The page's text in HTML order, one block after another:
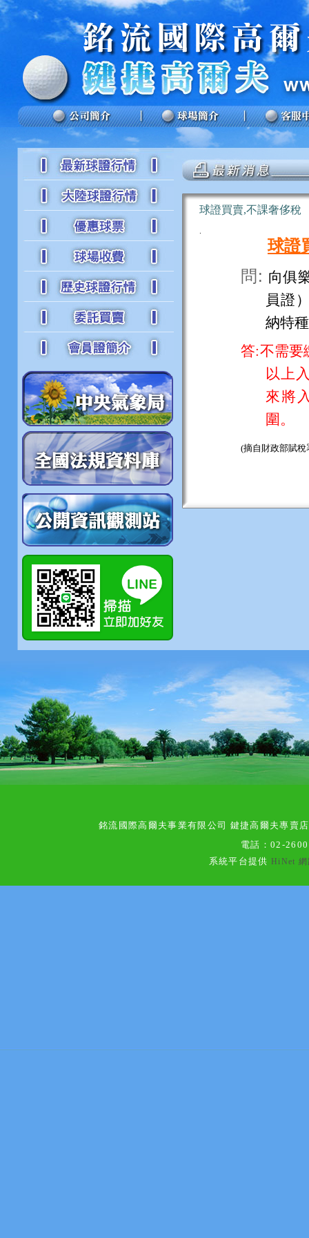
球證買賣,不課奢侈稅
.
球證
問: 向俱
員證
納特
答:不需要
以上
來將
圍。
(摘自財政部賦稅
銘流國際高爾夫事業有限公司 鍵捷高爾夫專賣店
電話： 02-
系統平台提供HiNet 網